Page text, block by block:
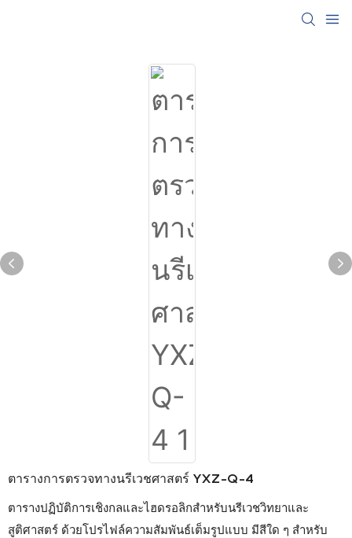
ตารางการตรวจทางนรีเวชศาสตร์ YXZ-Q-4
ตารางปฏิบัติการเชิงกลและไฮดรอลิกสำหรับนรีเวชวิทยาและ
สูติศาสตร์ ด้วยโปรไฟล์ความสัมพันธ์เต็มรูปแบบ มีสีใด ๆ สำหรับ